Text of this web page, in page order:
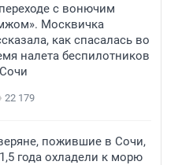
с вонючим
Москвичка
как спасалась во
налета беспилотников
22 179
пожившие в Сочи,
года охладели к морю